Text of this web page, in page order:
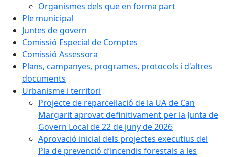
Organismes dels que en forma part
Ple municipal
Juntes de govern
Comissió Especial de Comptes
Comissió Assessora
Plans, campanyes, programes, protocols i d'altres
documents
Urbanisme i territori
Projecte de reparcel·lació de la UA de Can
Margarit aprovat definitivament per la Junta de
Govern Local de 22 de juny de 2026
Aprovació inicial dels projectes executius del
Pla de prevenció d’incendis forestals a les